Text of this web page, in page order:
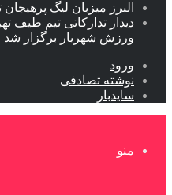
البرز میزبان لیگ پرهیجان
دیدار تدارکاتی تیم طیف
ورزش شهریار برگزار شد
ورود
نوشته تصادفی
سایدبار
منو